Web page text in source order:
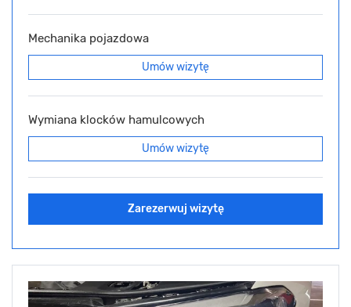
Mechanika pojazdowa
Umów wizytę
Wymiana klocków hamulcowych
Umów wizytę
Zarezerwuj wizytę